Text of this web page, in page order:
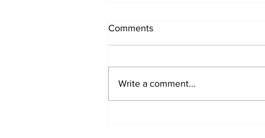
Samen zijn en doen
Comments
Write a comment...